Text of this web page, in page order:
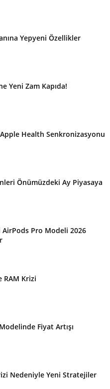
Yepyeni Özellikler
Yeni Zam Kapıda!
Health Senkronizasyonu
Önümüzdeki Ay Piyasaya
AirPods Pro Modeli 2026
RAM Krizi
Fiyat Artışı
Nedeniyle Yeni Stratejiler